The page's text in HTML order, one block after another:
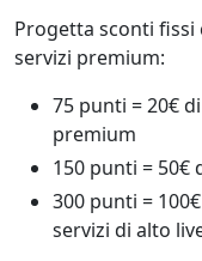
Progetta sconti
servizi premium:
75 punti = 20€
premium
150 punti =
300 punti =
servizi di alto